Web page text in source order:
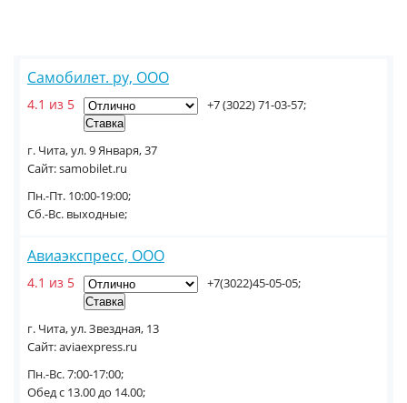
Самобилет. ру, ООО
4.1 из 5
г. Чита, ул. 9 Января, 37
Сайт: samobilet.ru
+7 (3022) 71-03-57;
Пн.-Пт. 10:00-19:00;
Сб.-Вс. выходные;
Авиаэкспресс, ООО
4.1 из 5
г. Чита, ул. Звездная, 13
Сайт: aviaexpress.ru
+7(3022)45-05-05;
Пн.-Вс. 7:00-17:00;
Обед с 13.00 до 14.00;